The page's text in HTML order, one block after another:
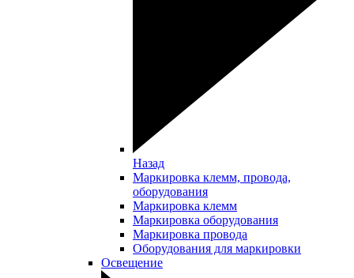
Назад
Маркировка клемм, провода,
оборудования
Маркировка клемм
Маркировка оборудования
Маркировка провода
Оборудования для маркировки
Освещение